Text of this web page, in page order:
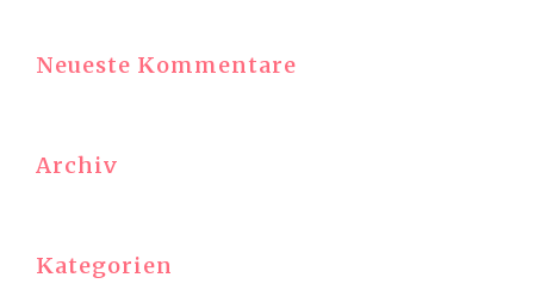
Neueste Kommentare
Archiv
Kategorien